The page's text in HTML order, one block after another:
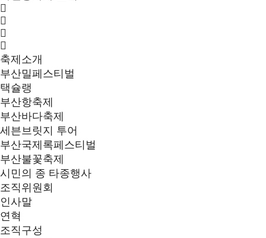
축제소개
부산밀페스티벌
택슐랭
부산항축제
부산바다축제
세븐브릿지 투어
부산국제록페스티벌
부산불꽃축제
시민의 종 타종행사
조직위원회
인사말
연혁
조직구성